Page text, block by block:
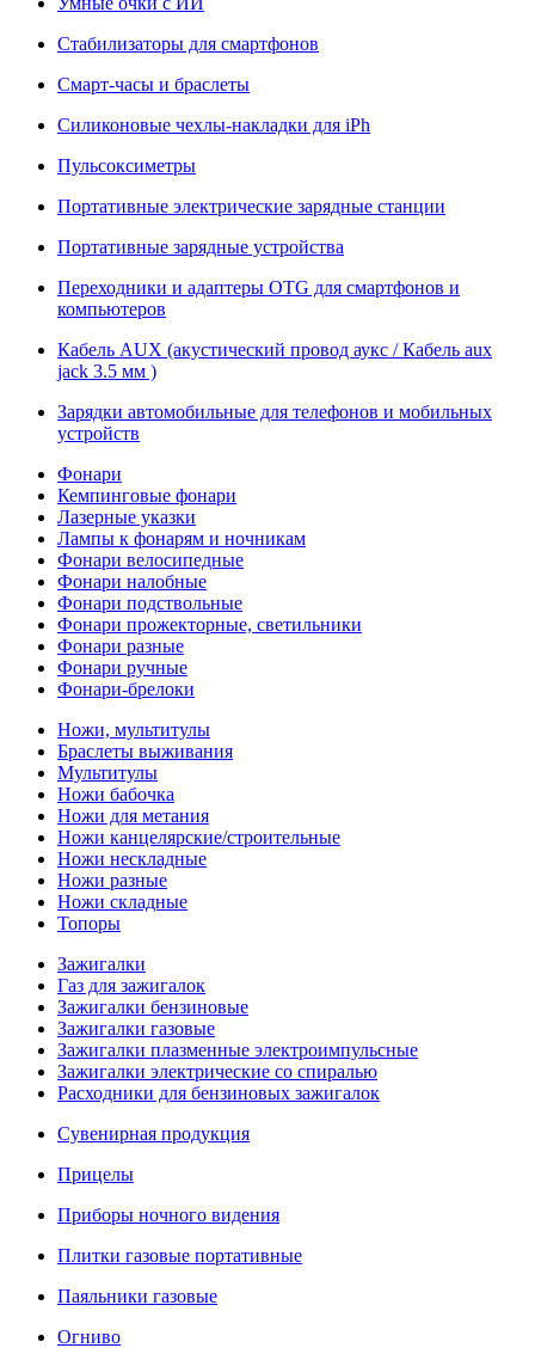
Стабилизаторы для смартфонов
Смарт-часы и браслеты
Силиконовые чехлы-накладки для iPh
Пульсоксиметры
Портативные электрические зарядные станции
Портативные зарядные устройства
Переходники и адаптеры OTG для смартфонов и
компьютеров
Кабель AUX (акустический провод аукс / Кабель aux
jack 3.5 мм )
Зарядки автомобильные для телефонов и мобильных
устройств
Фонари
Кемпинговые фонари
Лазерные указки
Лампы к фонарям и ночникам
Фонари велосипедные
Фонари налобные
Фонари подствольные
Фонари прожекторные, светильники
Фонари разные
Фонари ручные
Фонари-брелоки
Ножи, мультитулы
Браслеты выживания
Мультитулы
Ножи бабочка
Ножи для метания
Ножи канцелярские/строительные
Ножи нескладные
Ножи разные
Ножи складные
Топоры
Зажигалки
Газ для зажигалок
Зажигалки бензиновые
Зажигалки газовые
Зажигалки плазменные электроимпульсные
Зажигалки электрические со спиралью
Расходники для бензиновых зажигалок
Сувенирная продукция
Прицелы
Приборы ночного видения
Плитки газовые портативные
Паяльники газовые
Огниво